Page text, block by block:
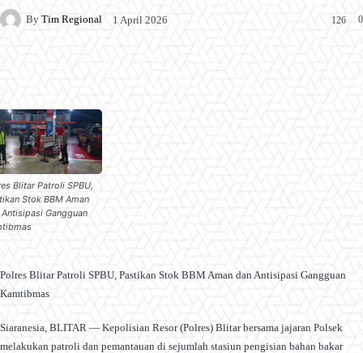
By Tim Regional 1 April 2026 0
126
Blitar Patroli SPBU,
Stok BBM Aman
Gangguan
Polres Blitar Patroli SPBU, Pastikan Stok BBM Aman dan Antisipasi Gangguan
Kamtibmas
Siaranesia, BLITAR — Kepolisian Resor (Polres) Blitar bersama jajaran Polsek
melakukan patroli dan pemantauan di sejumlah stasiun pengisian bahan bakar